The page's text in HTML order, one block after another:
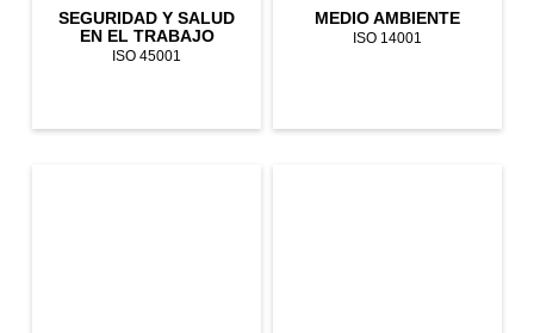
SEGURIDAD Y SALUD
EN EL TRABAJO
ISO 45001
MEDIO AMBIENTE
ISO 14001